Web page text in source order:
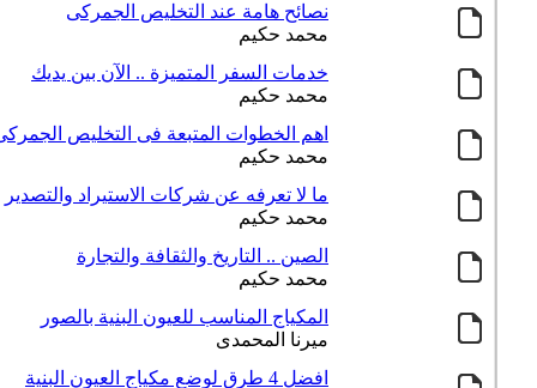
نصائح هامة عند التخليص الجمركى
محمد حكيم
خدمات السفر المتميزة .. الآن بين يديك
محمد حكيم
اهم الخطوات المتبعة فى التخليص
محمد حكيم
ما لا تعرفه عن شركات الاستيراد والتصدير
محمد حكيم
الصين .. التاريخ والثقافة والتجارة
محمد حكيم
المكياج المناسب للعيون البنية بالصور
ميرنا المحمدى
افضل 4 طرق لوضع مكياج العيون البنية